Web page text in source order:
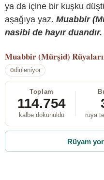
ya da içine bir kuşku
aşağıya yaz. Muabbir
nasibi de hayır duandır.
Muabbir (Mürşid)
dinleniyor
Toplam
114.754
kalbe dokunuldu rüya
Rüyam